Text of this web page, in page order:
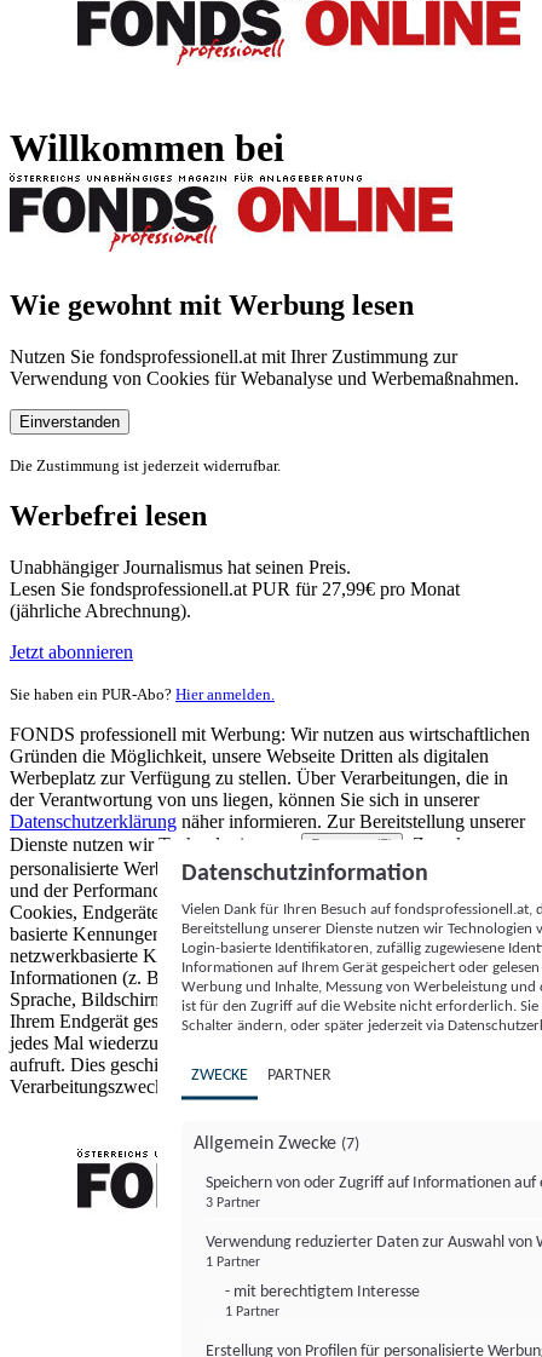
Willkommen bei
Wie gewohnt mit Werbung lesen
Nutzen Sie fondsprofessionell.at mit Ihrer Zustimmung zur
Verwendung von Cookies für Webanalyse und Werbemaßnahmen.
Einverstanden
Die Zustimmung ist jederzeit widerrufbar.
Werbefrei lesen
Unabhängiger Journalismus hat seinen Preis.
Lesen Sie fondsprofessionell.at PUR für 27,99€ pro Monat
(jährliche Abrechnung).
Jetzt abonnieren
Sie haben ein PUR-Abo? Hier anmelden.
FONDS professionell mit Werbung: Wir nutzen aus wirtschaftlichen
Gründen die Möglichkeit, unsere Webseite Dritten als digitalen
Werbeplatz zur Verfügung zu stellen. Über Verarbeitungen, die in
der Verantwortung von uns liegen, können Sie sich in unserer
Datenschutzerklärung näher informieren. Zur Bereitstellung unserer
Dienste nutzen wir Technologien von
Partnern (5)
. Zwecke:
personalisierte Werbung und Inhalte, Messung von Werbeleistung
und der Performance von Inhalten sowie Zielgruppenforschung.
Cookies, Endgeräte- oder ähnliche Online-Kennungen (z. B. login-
basierte Kennungen, zufällig generierte Kennungen,
netzwerkbasierte Kennungen) können zusammen mit anderen
Informationen (z. B. Browsertyp und Browserinformationen,
Sprache, Bildschirmgröße, unterstützte Technologien usw.) auf
Ihrem Endgerät gespeichert oder von dort ausgelesen werden, um es
jedes Mal wiederzuerkennen, wenn es eine App oder einer Webseite
aufruft. Dies geschieht für einen oder mehrere der hier aufgeführten
Verarbeitungszwecke.
Datenschutzinformation
Vielen Dank für Ihren Besuch auf
Bereitstellung unserer Dienste nutzen wir Technologien
Login-basierte Identifikatoren, zufällig zugewiesene
Informationen auf Ihrem Gerät gespeichert oder
Werbung und Inhalte, Messung von Werbeleistung
ist für den Zugriff auf die Website nicht erforderlich.
Schalter ändern, oder später jederzeit via
ZWECKE PARTNER
Allgemein Zwecke (7)
Speichern von oder Zugriff auf Informationen auf
3 Partner
Verwendung reduzierter Daten zur Auswahl von
1 Partner
- mit berechtigtem Interesse
1 Partner
Erstellung von Profilen für personalisierte
FONDS professionell